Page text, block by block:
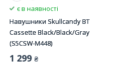
є в наявності
Навушники Skullcandy BT
Cassette Black/Black/Gray
(S5CSW-M448)
1 299 ₴